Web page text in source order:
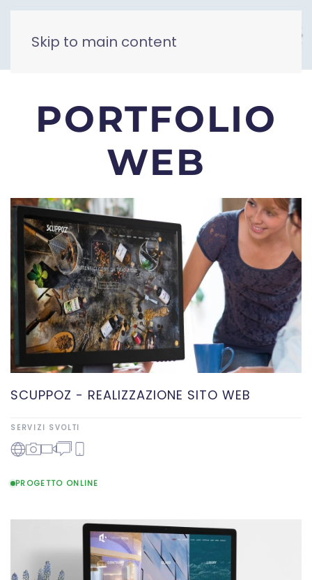
Skip to main content
PORTFOLIO
WEB
SCUPPOZ - REALIZZAZIONE SITO WEB
SERVIZI SVOLTI
PROGETTO ONLINE